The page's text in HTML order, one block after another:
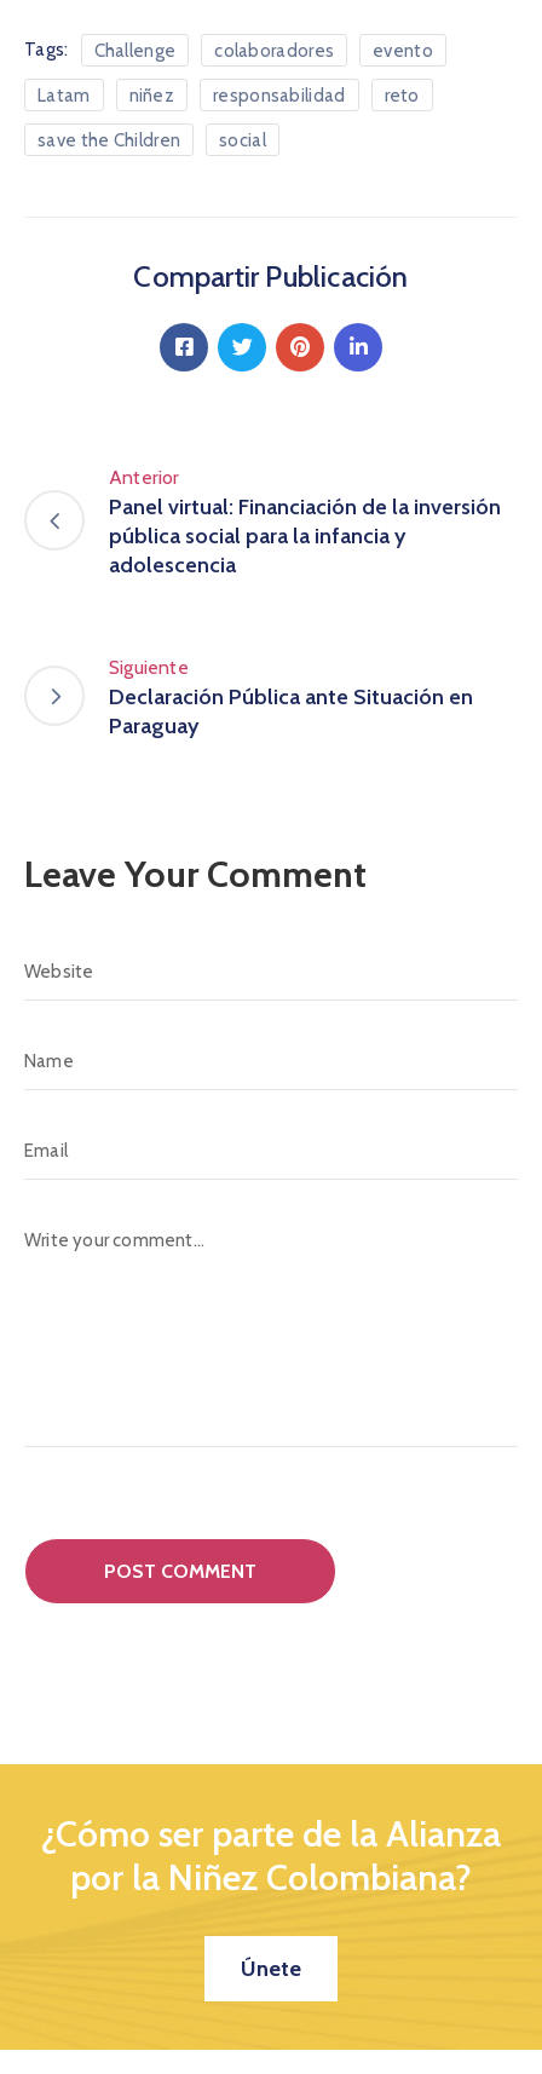
Tags: Challenge colaboradores evento
Latam niñez responsabilidad reto
save the Children social
Compartir Publicación
Anterior
Panel virtual: Financiación de la inversión
pública social para la infancia y
adolescencia
Siguiente
Declaración Pública ante Situación en
Paraguay
Leave Your Comment
¿Cómo ser parte de la Alianza
por la Niñez Colombiana?
Únete